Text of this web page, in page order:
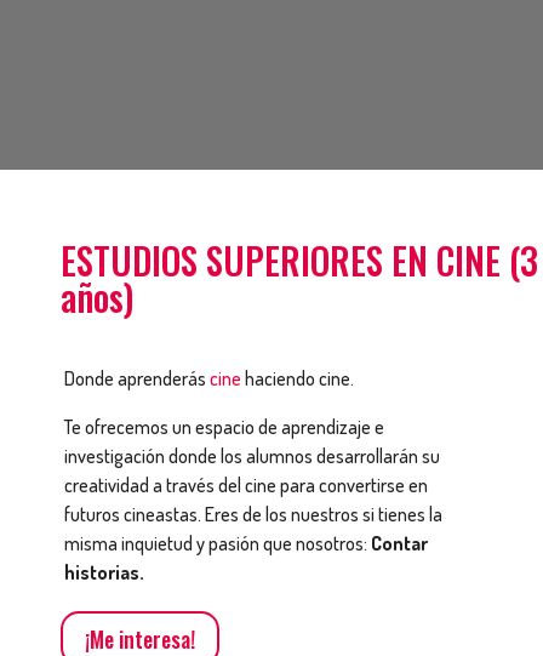
ESTUDIOS SUPERIORES EN CINE (3
años)
Donde aprenderás cine haciendo cine.
Te ofrecemos un espacio de aprendizaje e
investigación donde los alumnos desarrollarán su
creatividad a través del cine para convertirse en
futuros cineastas. Eres de los nuestros si tienes la
misma inquietud y pasión que nosotros: Contar
historias.
¡Me interesa!